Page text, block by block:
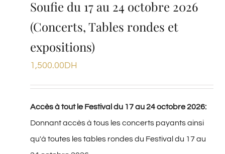
Soufie du 17 au 24 octobre 2026
(Concerts, Tables rondes et
expositions)
1,500.00DH
Accès à tout le Festival du 17 au 24 octobre 2026:
Donnant accès à tous les concerts payants ainsi
qu'à toutes les tables rondes du Festival du 17 au